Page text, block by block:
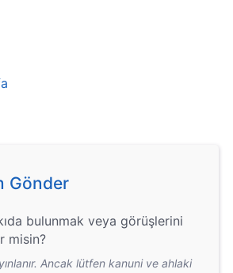
Gönder
bulunmak veya görüşlerini
misin?
Ancak lütfen kanuni ve ahlaki